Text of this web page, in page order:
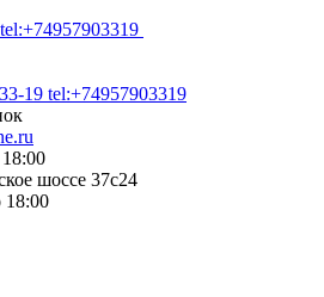
tel:+74957903319
19 tel:+74957903319
шоссе 37с24
18:00